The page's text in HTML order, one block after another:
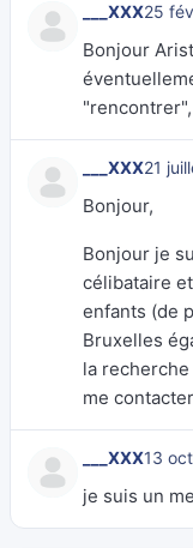
___XXX25
Bonjour
___XXX21
Bonjour,
Bonjour je
célibataire
enfants (de
Bruxelles
la recherche
me
___XXX13
je suis un